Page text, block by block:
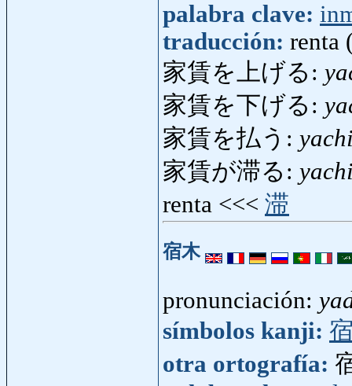
palabra clave:
traducción: renta
家賃を上げる:
家賃を下げる:
家賃を払う:
家賃が滞る:
renta <<< 滞
宿木
pronunciación:
símbolos kanji:
otra ortografía: